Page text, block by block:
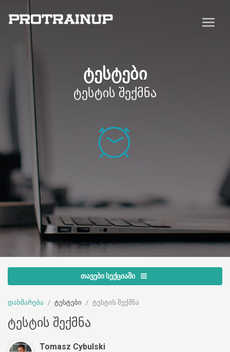
ტესტები
ტესტის შექმნა
თავები სექციაში
დახმარება ტესტები ტესტის შექმნა
ტესტის შექმნა
Tomasz Cybulski